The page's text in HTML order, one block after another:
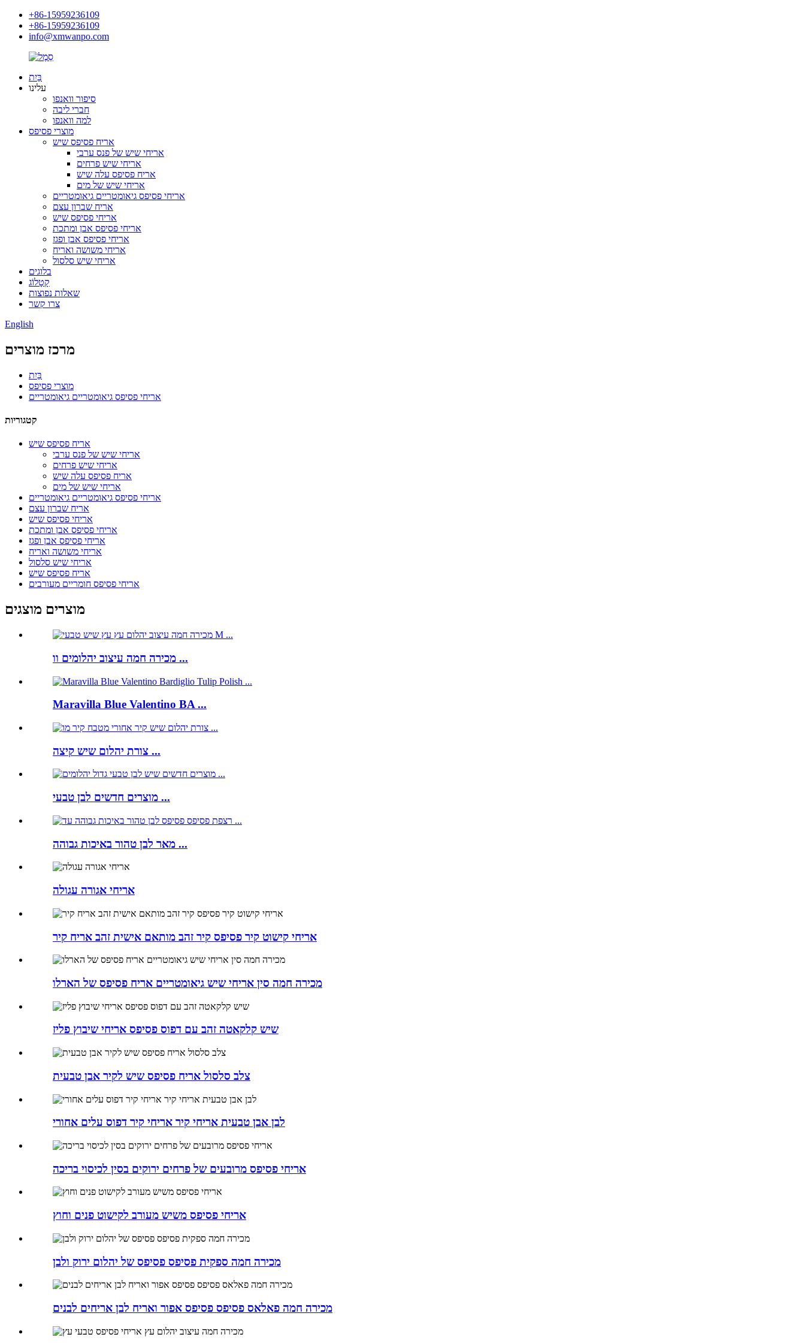
+86-15959236109
+86-15959236109
info@xmwanpo.com
בַּיִת
עלינו
סיפור וואנפו
חברי ליבה
למה וואנפו
מוצרי פסיפס
אריח פסיפס שיש
אריחי שיש של פנס ערבי
אריחי שיש פרחים
אריח פסיפס עלה שיש
אריחי שיש של מים
אריחי פסיפס גיאומטריים גיאומטריים
אריח שברון עצם
אריחי פסיפס שיש
אריחי פסיפס אבן ומתכת
אריחי פסיפס אבן ופגז
אריחי משושה ואריח
אריחי שיש סלסול
בלוגים
קָטָלוֹג
שאלות נפוצות
צרו קשר
English
מרכז מוצרים
בַּיִת
מוצרי פסיפס
אריחי פסיפס גיאומטריים גיאומטריים
קטגוריות
אריח פסיפס שיש
אריחי שיש של פנס ערבי
אריחי שיש פרחים
אריח פסיפס עלה שיש
אריחי שיש של מים
אריחי פסיפס גיאומטריים גיאומטריים
אריח שברון עצם
אריחי פסיפס שיש
אריחי פסיפס אבן ומתכת
אריחי פסיפס אבן ופגז
אריחי משושה ואריח
אריחי שיש סלסול
אריח פסיפס שיש
אריחי פסיפס חומריים מעורבים
מוצרים מוצגים
מכירה חמה עיצוב יהלומים וו ...
Maravilla Blue Valentino BA ...
צורת יהלום שיש קיצה ...
מוצרים חדשים לבן טבעי ...
מאר לבן טהור באיכות גבוהה ...
אריחי אגורה עגולה
אריחי קישוט קיר פסיפס קיר זהב מותאם אישית זהב אריח קיר
מכירה חמה סין אריחי שיש גיאומטריים אריח פסיפס של הארלו
שיש קלקאטה זהב עם דפוס פסיפס אריחי שיבוץ פליז
צלב סלסול אריח פסיפס שיש לקיר אבן טבעית
לבן אבן טבעית אריחי קיר אריחי קיר דפוס עלים אחורי
אריחי פסיפס מרובעים של פרחים ירוקים בסין לכיסוי בריכה
אריחי פסיפס משיש מעורב לקישוט פנים וחוץ
מכירה חמה ספקית פסיפס פסיפס של יהלום ירוק ולבן
מכירה חמה פאלאס פסיפס פסיפס אפור ואריח לבן אריחים לבנים